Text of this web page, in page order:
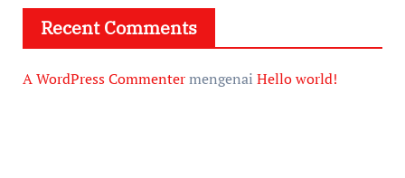
Recent Comments
A WordPress Commentermengenai Hello world!